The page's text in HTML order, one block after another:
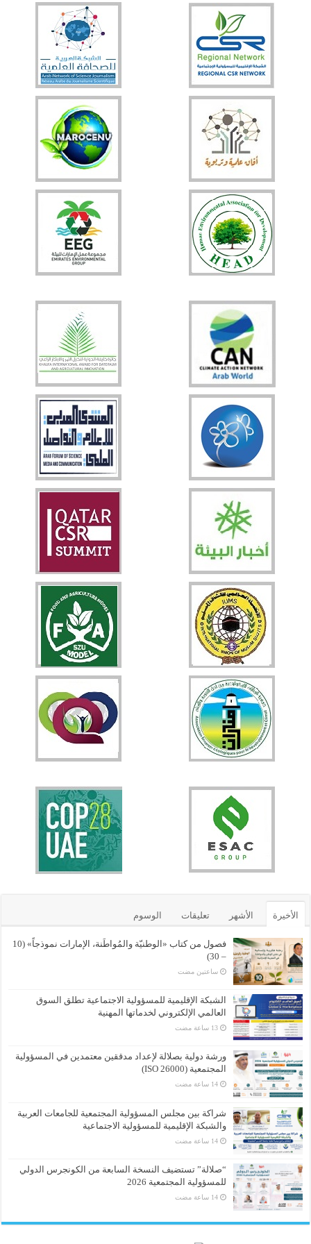
الأخيرة الأشهر تعليقات الوسوم
فصول من كتاب «الوطنيّة والمُواطَنة، الإمارات نموذجاً» (10
– 30)
‏ساعتين مضت
الشبكة الإقليمية للمسؤولية الاجتماعية تطلق السوق
العالمي الإلكتروني لخدماتها المهنية
ورشة دولية بصلالة لإعداد مدققين معتمدين في المسؤولية
المجتمعية (ISO 26000)
شراكة بين مجلس المسؤولية المجتمعية للجامعات العربية
والشبكة الإقليمية للمسؤولية الاجتماعية
“صلالة” تستضيف النسخة السابعة من الكونجرس الدولي
للمسؤولية المجتمعية 2026